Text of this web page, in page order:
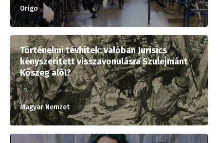
Origo
Történelmi tévhitek: valóban Jurisics
kényszerített visszavonulásra Szulejmánt
Kőszeg alól?
Magyar Nemzet